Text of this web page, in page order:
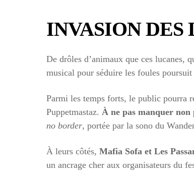
INVASION DES
De drôles d’animaux que ces lucanes,
musical pour séduire les foules
Parmi les temps forts, le public pourra
Puppetmastaz. À ne pas manquer
no border, portée par la sono du
À leurs côtés, Mafia Sofa et Les
un ancrage cher aux organisateurs du